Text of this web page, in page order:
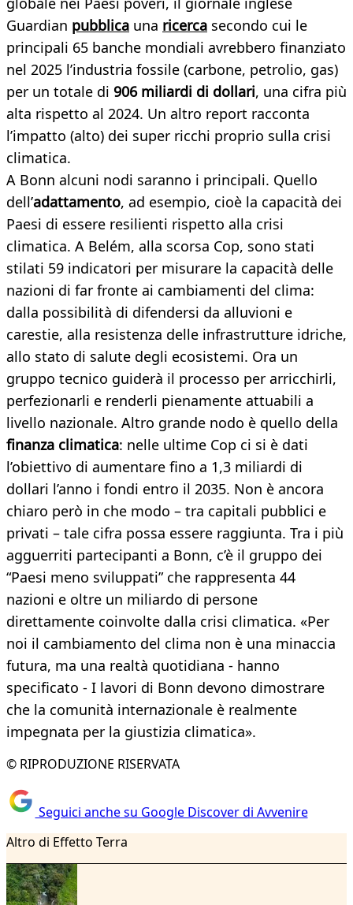
Guardian pubblica una ricerca secondo cui le
principali 65 banche mondiali avrebbero finanziato
nel 2025 l’industria fossile (carbone, petrolio, gas)
per un totale di 906 miliardi di dollari, una cifra più
alta rispetto al 2024. Un altro report racconta
l’impatto (alto) dei super ricchi proprio sulla crisi
climatica.
A Bonn alcuni nodi saranno i principali. Quello
dell’adattamento, ad esempio, cioè la capacità dei
Paesi di essere resilienti rispetto alla crisi
climatica. A Belém, alla scorsa Cop, sono stati
stilati 59 indicatori per misurare la capacità delle
nazioni di far fronte ai cambiamenti del clima:
dalla possibilità di difendersi da alluvioni e
carestie, alla resistenza delle infrastrutture idriche,
allo stato di salute degli ecosistemi. Ora un
gruppo tecnico guiderà il processo per arricchirli,
perfezionarli e renderli pienamente attuabili a
livello nazionale. Altro grande nodo è quello della
finanza climatica: nelle ultime Cop ci si è dati
l’obiettivo di aumentare fino a 1,3 miliardi di
dollari l’anno i fondi entro il 2035. Non è ancora
chiaro però in che modo – tra capitali pubblici e
privati – tale cifra possa essere raggiunta. Tra i più
agguerriti partecipanti a Bonn, c’è il gruppo dei
“Paesi meno sviluppati” che rappresenta 44
nazioni e oltre un miliardo di persone
direttamente coinvolte dalla crisi climatica. «Per
noi il cambiamento del clima non è una minaccia
futura, ma una realtà quotidiana - hanno
specificato - I lavori di Bonn devono dimostrare
che la comunità internazionale è realmente
impegnata per la giustizia climatica».
© RIPRODUZIONE RISERVATA
Seguici anche su Google Discover di Avvenire
Altro di Effetto Terra